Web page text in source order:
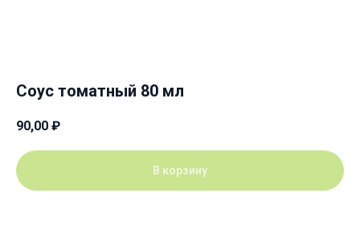
Соус томатный 80 мл
90,00 ₽
В корзину